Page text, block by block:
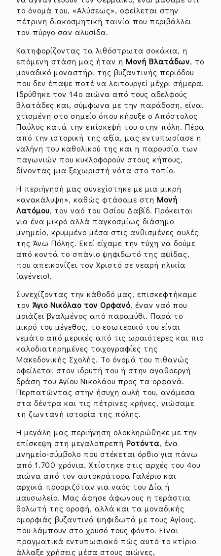
το όνομά του, «Αλύσεως», οφείλεται στην
πέτρινη διακοσμητική ταινία που περιβάλλει
τον πύργο σαν αλυσίδα.
Κατηφορίζοντας τα λιθόστρωτα σοκάκια, η
επόμενη στάση μας ήταν η Μονή Βλατάδων, το
μοναδικό μοναστήρι της βυζαντινής περιόδου
που δεν έπαψε ποτέ να λειτουργεί μέχρι σήμερα.
Ιδρύθηκε τον 14ο αιώνα από τους αδελφούς
Βλατάδες και, σύμφωνα με την παράδοση, είναι
χτισμένη στο σημείο όπου κήρυξε ο Απόστολος
Παύλος κατά την επίσκεψή του στην πόλη. Πέρα
από την ιστορική της αξία, μας εντυπωσίασε η
γαλήνη του καθολικού της και η παρουσία των
παγωνιών που κυκλοφορούν στους κήπους,
δίνοντας μια ξεχωριστή νότα στο τοπίο.
Η περιήγησή μας συνεχίστηκε με μια μικρή
«ανακάλυψη», καθώς φτάσαμε στη Μονή
Λατόμου, τον ναό του Οσίου Δαβίδ. Πρόκειται
για ένα μικρό αλλά παγκοσμίως διάσημο
μνημείο, κρυμμένο μέσα στις ανθισμένες αυλές
της Άνω Πόλης. Εκεί είχαμε την τύχη να δούμε
από κοντά το σπάνιο ψηφιδωτό της αψίδας,
που απεικονίζει τον Χριστό σε νεαρή ηλικία
(αγένειο).
Συνεχίζοντας την κάθοδό μας, επισκεφτήκαμε
τον Άγιο Νικόλαο τον Ορφανό, έναν ναό που
μοιάζει βγαλμένος από παραμύθι. Παρά το
μικρό του μέγεθος, το εσωτερικό του είναι
γεμάτο από μερικές από τις ωραιότερες και πιο
καλοδιατηρημένες τοιχογραφίες της
Μακεδονικής Σχολής. Το όνομά του πιθανώς
οφείλεται στον ιδρυτή του ή στην αγαθοεργή
δράση του Αγίου Νικολάου προς τα ορφανά.
Περπατώντας στην ήσυχη αυλή του, ανάμεσα
στα δέντρα και τις πέτρινες κρήνες, νιώσαμε
τη ζωντανή ιστορία της πόλης.
Η μεγάλη μας περιήγηση ολοκληρώθηκε με την
επίσκεψη στη μεγαλοπρεπή Ροτόντα, ένα
μνημείο-σύμβολο που στέκεται όρθιο για πάνω
από 1.700 χρόνια. Χτίστηκε στις αρχές του 4ου
αιώνα από τον αυτοκράτορα Γαλέριο και
αρχικά προοριζόταν για ναός του Δία ή
μαυσωλείο. Μας άφησε άφωνους η τεράστια
θολωτή της οροφή, αλλά και τα μοναδικής
ομορφιάς βυζαντινά ψηφιδωτά με τους Αγίους,
που λάμπουν στο χρυσό τους φόντο. Είναι
πραγματικά εντυπωσιακό πώς αυτό το κτίριο
άλλαξε χρήσεις μέσα στους αιώνες,